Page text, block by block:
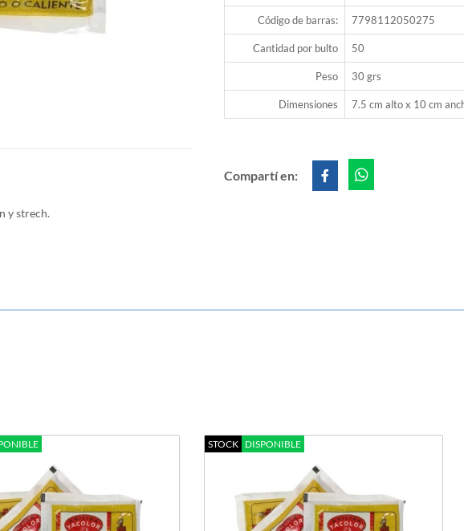
Código de barras: 7798112050275
Cantidad por bulto 50
Peso 30 grs
Dimensiones 7.5 cm alto x 10 cm
Compartí en:
y strech.
STOCK DISPONIBLE